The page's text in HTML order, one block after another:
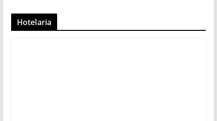
Hotelaria